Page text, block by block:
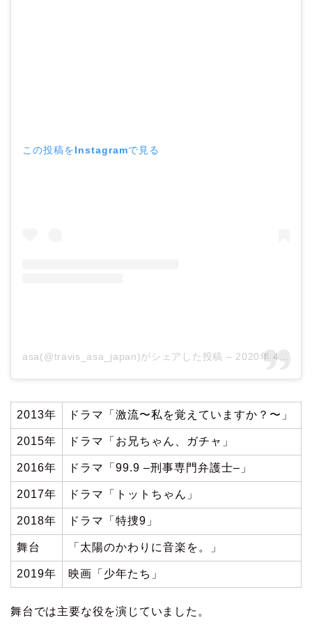
この投稿をInstagramで見る
asa(@travis_asa_japan)がシェアした投稿 – 2020年 4月月16日午前4時16分PDT
2013年 ドラマ「激流〜私を覚えていますか？〜」
2015年 ドラマ「お兄ちゃん、ガチャ」
2016年 ドラマ「99.9 –刑事専門弁護士–」
2017年 ドラマ「トットちゃん」
2018年 ドラマ「特捜9」
舞台 「太陽のかわりに音楽を。」
2019年 映画「少年たち」
舞台では主要な役を演じていました。